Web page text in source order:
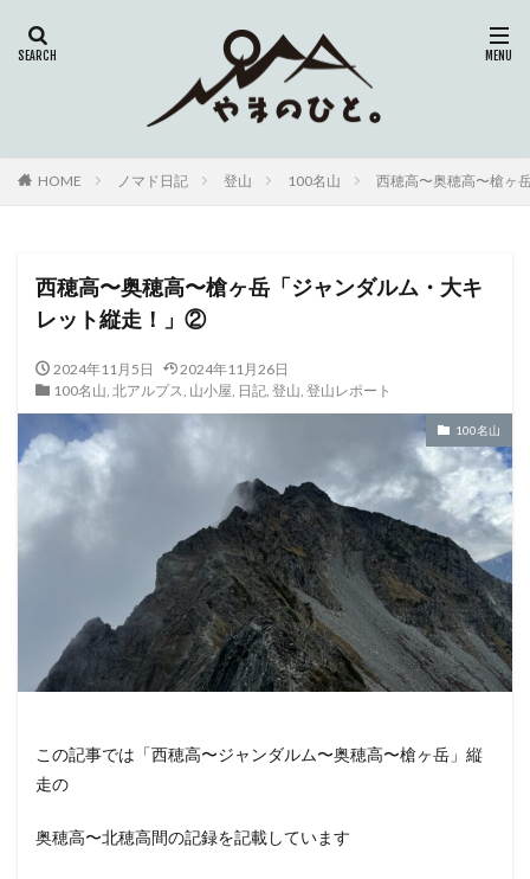
HOME ノマド日記 登山 100名山 西穂高〜奥穂高〜槍ヶ
西穂高〜奥穂高〜槍ヶ岳「ジャンダルム・大キ
レット縦走！」②
2024年11月5日
2024年11月26日
100名山, 北アルプス, 山小屋, 日記, 登山, 登山レポート
100名山
この記事では「西穂高〜ジャンダルム〜奥穂高〜槍ヶ岳」縦
走の
奥穂高〜北穂高間の記録を記載しています